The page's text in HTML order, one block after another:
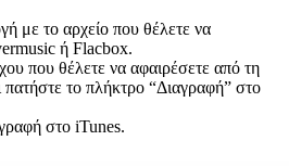
με το αρχείο που θέλετε να
ή Flacbox.
που θέλετε να αφαιρέσετε από τη
πατήστε το πλήκτρο “Διαγραφή” στο
στο iTunes.